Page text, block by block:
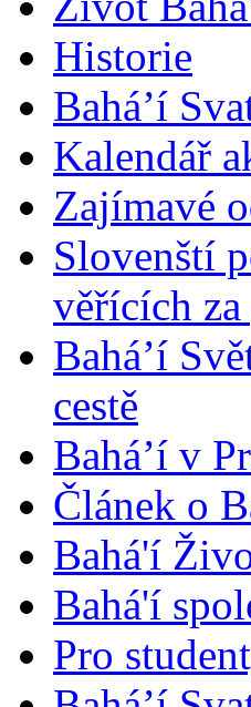
Historie
Bahá’í
Kalendář
Zajímavé
Slovenští
věřících za
Bahá’í
cestě
Bahá’í v
Článek o
Bahá'í
Bahá'í
Pro